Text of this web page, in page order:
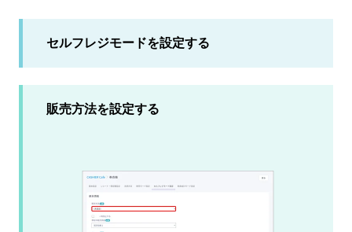
セルフレジモードを設定する
販売方法を設定する